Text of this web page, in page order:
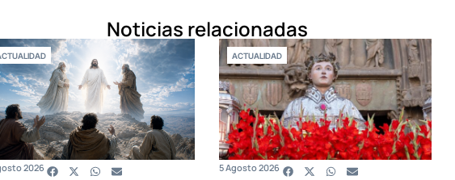
Noticias relacionadas
2026
ACTUALIDAD
5 Agosto 2026